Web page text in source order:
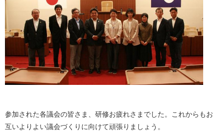
参加された各議会の皆さま、研修お疲れさまでした。これからもお
互いよりよい議会づくりに向けて頑張りましょう。